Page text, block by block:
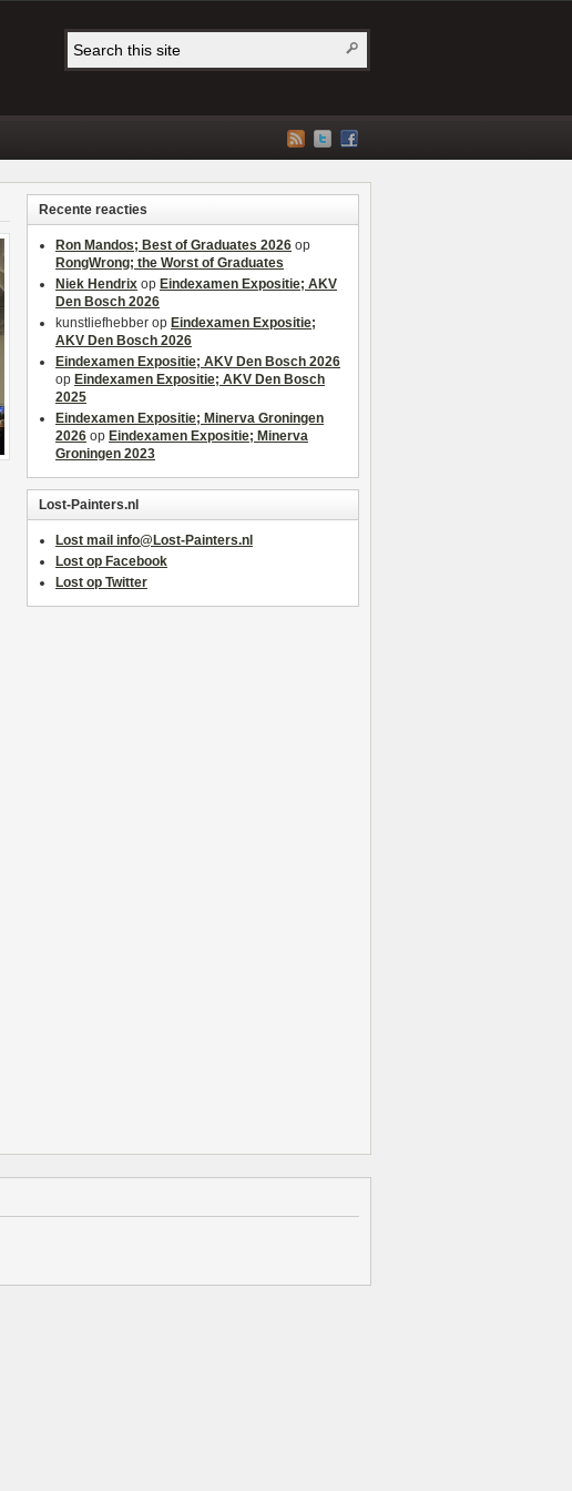
Recente reacties
Ron Mandos; Best of Graduates 2026 op
RongWrong; the Worst of Graduates
Niek Hendrix op Eindexamen Expositie; AKV
Den Bosch 2026
kunstliefhebber op Eindexamen Expositie;
AKV Den Bosch 2026
Eindexamen Expositie; AKV Den Bosch 2026
op Eindexamen Expositie; AKV Den Bosch
2025
Eindexamen Expositie; Minerva Groningen
2026 op Eindexamen Expositie; Minerva
Groningen 2023
Lost-Painters.nl
Lost mail info@Lost-Painters.nl
Lost op Facebook
Lost op Twitter